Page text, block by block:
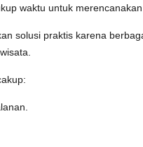
waktu untuk
solusi praktis karena